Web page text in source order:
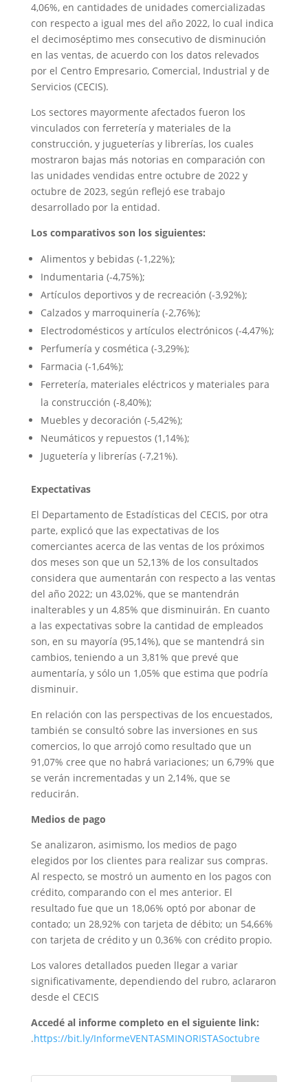
4,06%, en cantidades de unidades comercializadas
con respecto a igual mes del año 2022, lo cual indica
el decimoséptimo mes consecutivo de disminución
en las ventas, de acuerdo con los datos relevados
por el Centro Empresario, Comercial, Industrial y de
Servicios (CECIS).
Los sectores mayormente afectados fueron los
vinculados con ferretería y materiales de la
construcción, y jugueterías y librerías, los cuales
mostraron bajas más notorias en comparación con
las unidades vendidas entre octubre de 2022 y
octubre de 2023, según reflejó ese trabajo
desarrollado por la entidad.
Los comparativos son los siguientes:
Alimentos y bebidas (-1,22%);
Indumentaria (-4,75%);
Artículos deportivos y de recreación (-3,92%);
Calzados y marroquinería (-2,76%);
Electrodomésticos y artículos electrónicos (-4,47%);
Perfumería y cosmética (-3,29%);
Farmacia (-1,64%);
Ferretería, materiales eléctricos y materiales para
la construcción (-8,40%);
Muebles y decoración (-5,42%);
Neumáticos y repuestos (1,14%);
Juguetería y librerías (-7,21%).
Expectativas
El Departamento de Estadísticas del CECIS, por otra
parte, explicó que las expectativas de los
comerciantes acerca de las ventas de los próximos
dos meses son que un 52,13% de los consultados
considera que aumentarán con respecto a las ventas
del año 2022; un 43,02%, que se mantendrán
inalterables y un 4,85% que disminuirán. En cuanto
a las expectativas sobre la cantidad de empleados
son, en su mayoría (95,14%), que se mantendrá sin
cambios, teniendo a un 3,81% que prevé que
aumentaría, y sólo un 1,05% que estima que podría
disminuir.
En relación con las perspectivas de los encuestados,
también se consultó sobre las inversiones en sus
comercios, lo que arrojó como resultado que un
91,07% cree que no habrá variaciones; un 6,79% que
se verán incrementadas y un 2,14%, que se
reducirán.
Medios de pago
Se analizaron, asimismo, los medios de pago
elegidos por los clientes para realizar sus compras.
Al respecto, se mostró un aumento en los pagos con
crédito, comparando con el mes anterior. El
resultado fue que un 18,06% optó por abonar de
contado; un 28,92% con tarjeta de débito; un 54,66%
con tarjeta de crédito y un 0,36% con crédito propio.
Los valores detallados pueden llegar a variar
significativamente, dependiendo del rubro, aclararon
desde el CECIS
Accedé al informe completo en el siguiente link:
.https://bit.ly/InformeVENTASMINORISTASoctubre